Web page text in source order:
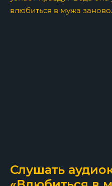
влюбиться в мужа заново.
Слушать